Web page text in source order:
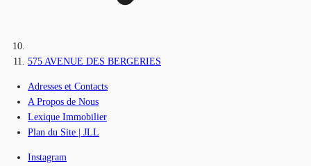
575 AVENUE DES BERGERIES
Adresses et Contacts
A Propos de Nous
Lexique Immobilier
Plan du Site | JLL
Instagram